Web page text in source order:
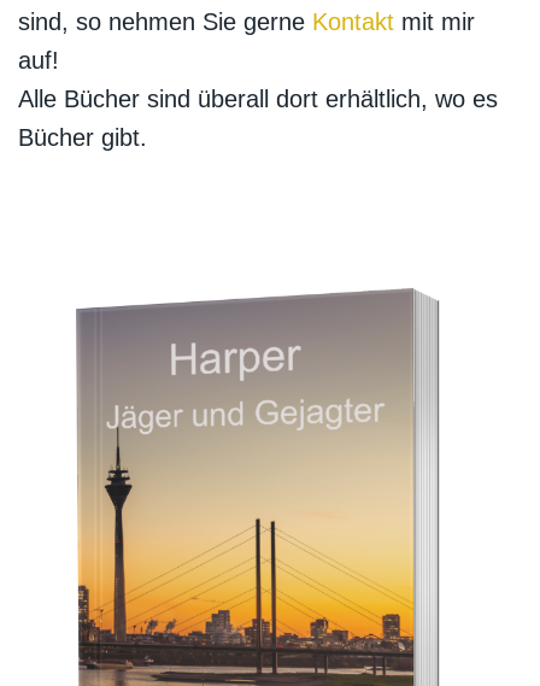
sind, so nehmen Sie gerne Kontakt mit mir
auf!
Alle Bücher sind überall dort erhältlich, wo es
Bücher gibt.